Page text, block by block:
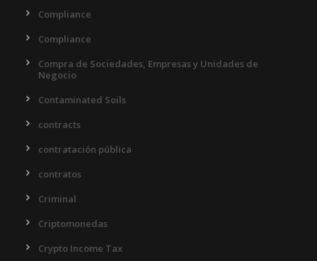
Compliance
Compliance
Compra de Sociedades, Empresas y Unidades de
Negocio
Contaminated Soils
contracts
contratación pública
contratos
Criminal
Criptomonedas
Crypto Income Tax